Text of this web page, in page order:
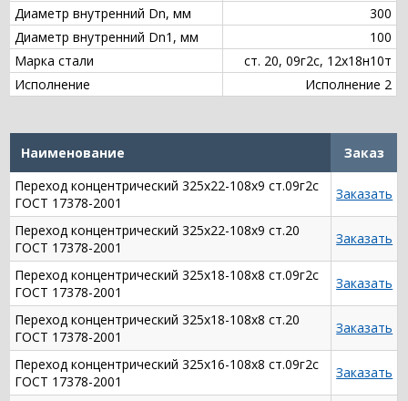
Диаметр внутренний Dn, мм
300
Диаметр внутренний Dn1, мм
100
Марка стали
ст. 20, 09г2с, 12х18н10т
Исполнение
Исполнение 2
Наименование
Заказ
Переход концентрический 325х22-108х9 ст.09г2с
ГОСТ 17378-2001
Заказать
Переход концентрический 325х22-108х9 ст.20
ГОСТ 17378-2001
Заказать
Переход концентрический 325х18-108х8 ст.09г2с
ГОСТ 17378-2001
Заказать
Переход концентрический 325х18-108х8 ст.20
ГОСТ 17378-2001
Заказать
Переход концентрический 325х16-108х8 ст.09г2с
ГОСТ 17378-2001
Заказать